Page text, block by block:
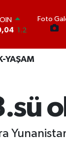
0.27
-19
Foto
YAŞAM